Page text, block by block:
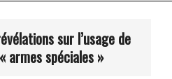
sur l’usage de
armes spéciales »